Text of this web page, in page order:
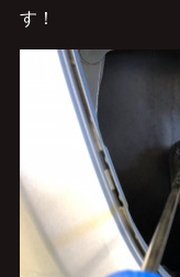
す！